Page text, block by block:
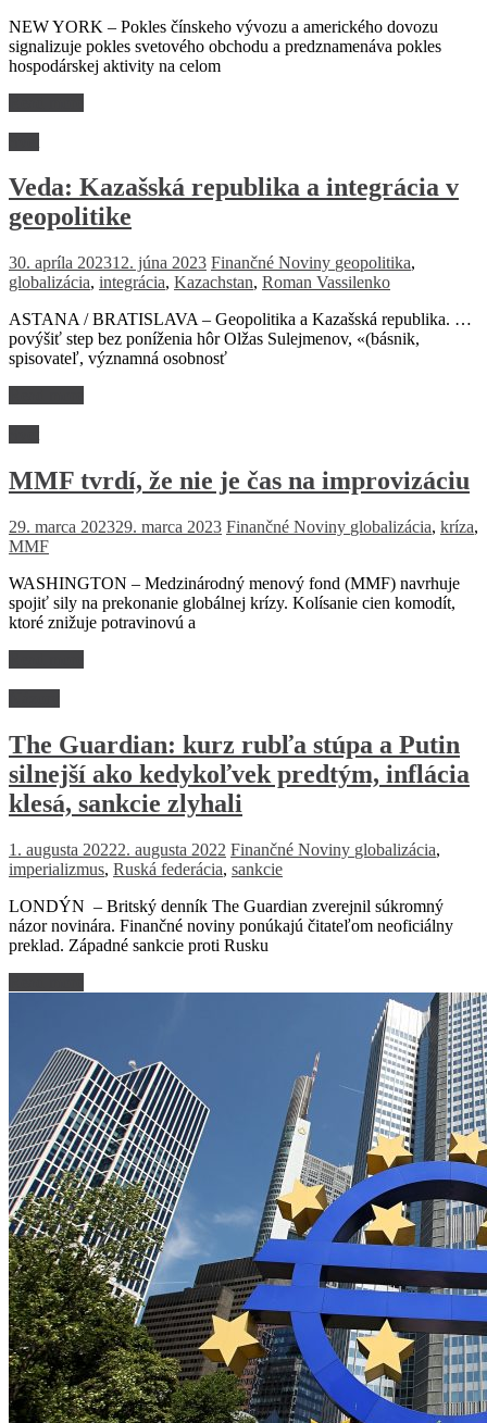
NEW YORK – Pokles čínskeho vývozu a amerického dovozu
signalizuje pokles svetového obchodu a predznamenáva pokles
hospodárskej aktivity na celom
Veda: Kazašská republika a integrácia v
geopolitike
30. apríla 202312. júna 2023 Finančné Noviny geopolitika,
globalizácia, integrácia, Kazachstan, Roman Vassilenko
ASTANA / BRATISLAVA – Geopolitika a Kazašská republika. …
povýšiť step bez poníženia hôr Olžas Sulejmenov, «(básnik,
spisovateľ, významná osobnosť
MMF tvrdí, že nie je čas na improvizáciu
29. marca 202329. marca 2023 Finančné Noviny globalizácia, kríza,
MMF
WASHINGTON – Medzinárodný menový fond (MMF) navrhuje
spojiť sily na prekonanie globálnej krízy. Kolísanie cien komodít,
ktoré znižuje potravinovú a
The Guardian: kurz rubľa stúpa a Putin
silnejší ako kedykoľvek predtým, inflácia
klesá, sankcie zlyhali
1. augusta 20222. augusta 2022 Finančné Noviny globalizácia,
imperializmus, Ruská federácia, sankcie
LONDÝN – Britský denník The Guardian zverejnil súkromný
názor novinára. Finančné noviny ponúkajú čitateľom neoficiálny
preklad. Západné sankcie proti Rusku